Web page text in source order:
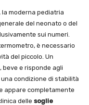
la moderna pediatria
del neonato o del
sui numeri.
è necessario
del piccolo. Un
beve e risponde agli
condizione di stabilità
appare completamente
delle soglie